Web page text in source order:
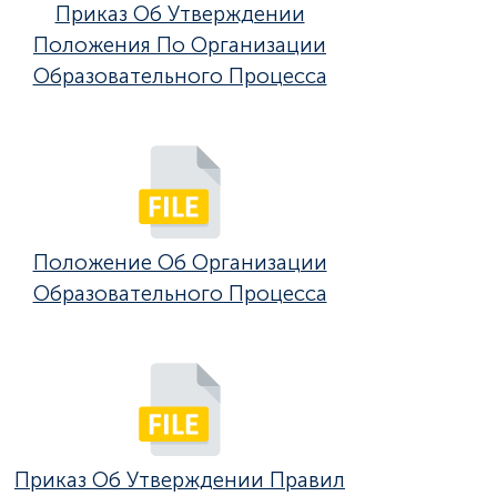
Приказ Об Утверждении
Положения По Организации
Образовательного Процесса
Положение Об Организации
Образовательного Процесса
Приказ Об Утверждении Правил